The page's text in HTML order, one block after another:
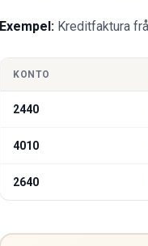
Exempel: Kreditfaktura
KONTO
2440
4010
2640